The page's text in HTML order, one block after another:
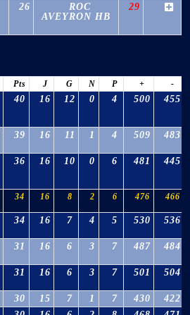
26
ROC
AVEYRON HB
29
Pts J G N P + -
40 16 12 0 4 500 455
39 16 11 1 4 509 483
36 16 10 0 6 481 445
34 16 8 2 6 476 466
34 16 7 4 5 530 536
31 16 6 3 7 487 484
31 16 6 3 7 501 504
30 15 7 1 7 430
422